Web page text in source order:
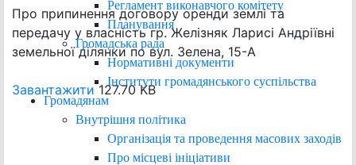
Регламент виконавчого комітету
Планування
Громадська рада
Нормативні документи
Інститути громадянського суспільства
Громадянам
Внутрішня політика
Організація та проведення масових заходів
Про місцеві ініціативи
Про припинення договору оренди землі та
передачу у власність гр. Желізняк Ларисі Андріївні
земельної ділянки по вул. Зелена, 15-А
Завантажити 127.70 KB